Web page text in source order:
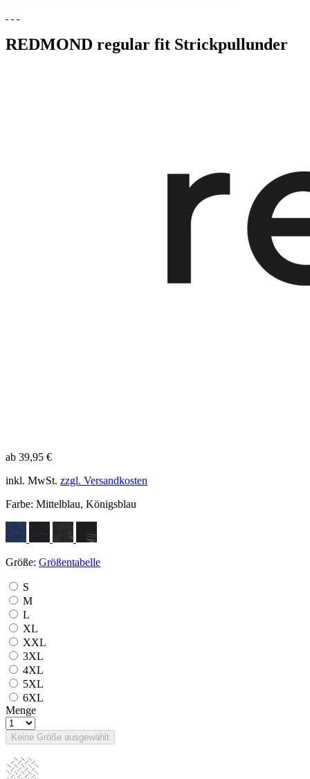
REDMOND regular fit Strickpullunder
ab 39,95 €
inkl. MwSt. zzgl. Versandkosten
Farbe: Mittelblau, Königsblau
Größe: Größentabelle
S
M
L
XL
XXL
3XL
4XL
5XL
6XL
Menge
Keine Größe ausgewählt